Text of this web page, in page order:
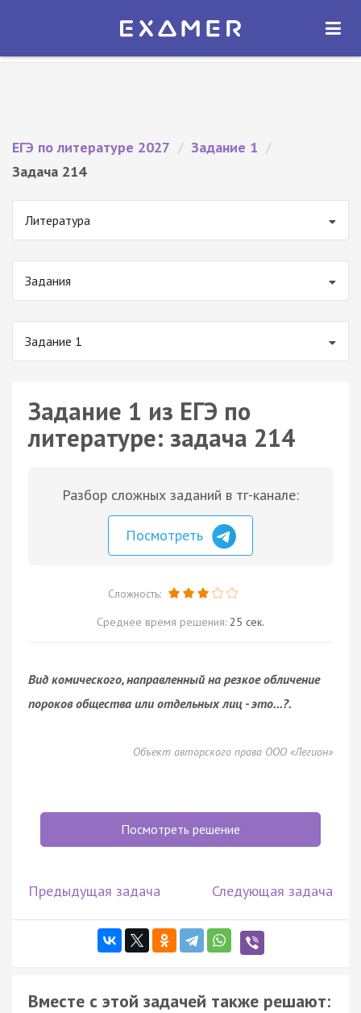
Экзамер — ЕГЭ 2027
ОТКРЫТЬ
ЕГЭ по литературе 2027 / Задание 1 /
Задача 214
Литература
Задания
Задание 1
Задание 1 из ЕГЭ по
литературе: задача 214
Разбор сложных заданий в тг-канале:
Посмотреть
Сложность:
Среднее время решения: 25 сек.
Вид комического, направленный на резкое обличение
пороков общества или отдельных лиц - это...?.
Объект авторского права ООО «Легион»
Посмотреть решение
Предыдущая задача Следующая задача
Вместе с этой задачей также решают: